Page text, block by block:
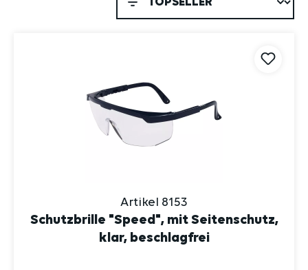
Artikel 8153
Schutzbrille "Speed", mit Seitenschutz,
klar, beschlagfrei